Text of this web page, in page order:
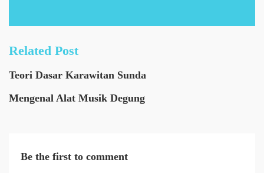
Related Post
Teori Dasar Karawitan Sunda
Mengenal Alat Musik Degung
Be the first to comment